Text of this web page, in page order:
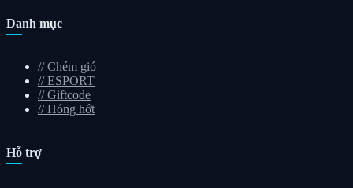
Danh mục
// Chém gió
// ESPORT
// Giftcode
// Hóng hớt
Hỗ trợ